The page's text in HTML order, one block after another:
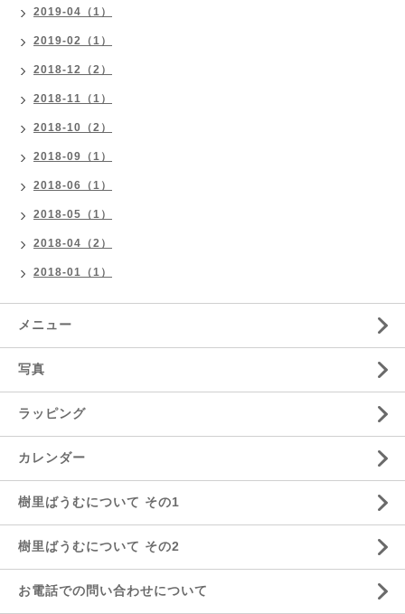
2019-04（1）
2019-02（1）
2018-12（2）
2018-11（1）
2018-10（2）
2018-09（1）
2018-06（1）
2018-05（1）
2018-04（2）
2018-01（1）
メニュー
写真
ラッピング
カレンダー
樹里ばうむについて その1
樹里ばうむについて その2
お電話での問い合わせについて